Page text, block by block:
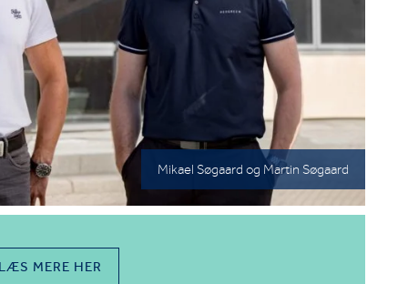
Mikael Søgaard og Martin Søgaard
MERE HER